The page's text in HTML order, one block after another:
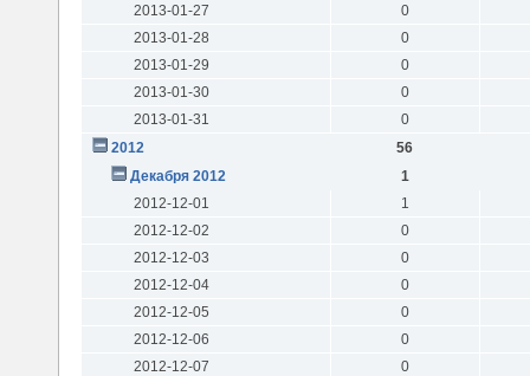
2013-01-27
0
2013-01-28
0
2013-01-29
0
2013-01-30
0
2013-01-31
0
2012
56
Декабря 2012
1
2012-12-01
1
2012-12-02
0
2012-12-03
0
2012-12-04
0
2012-12-05
0
2012-12-06
0
2012-12-07
0